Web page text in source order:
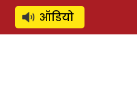
SUBSCRIBE
ऑडियो